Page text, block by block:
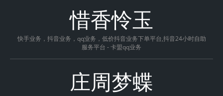
惜香怜玉
快手业务，抖音业务，qq业务，低价抖音业务下单平台,抖音24小时自助
服务平台 - 卡盟qq业务
庄周梦蝶